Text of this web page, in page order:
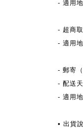
- 適用
- 超商
- 適用
- 郵寄
- 配送
- 適用
• 出貨